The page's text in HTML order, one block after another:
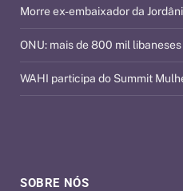
SOBRE NÓS
Morre ex-embaixador da
ONU: mais de 800 mil
WAHI participa do Summit